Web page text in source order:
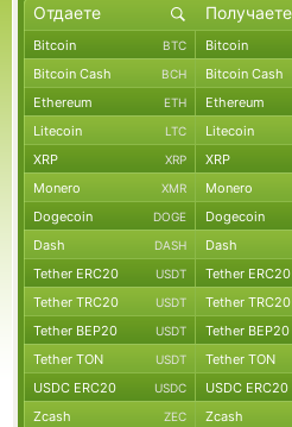
Bitcoin BTC Bitcoin
Bitcoin Cash BCH Bitcoin Cash
Ethereum ETH Ethereum
Litecoin LTC Litecoin
XRP XRP XRP
Monero XMR Monero
Dogecoin DOGE Dogecoin
Dash DASH Dash
Tether ERC20 USDT Tether ERC20
Tether TRC20 USDT Tether TRC20
Tether BEP20 USDT Tether BEP20
Tether TON USDT Tether TON
USDC ERC20 USDC USDC ERC20
Zcash ZEC Zcash